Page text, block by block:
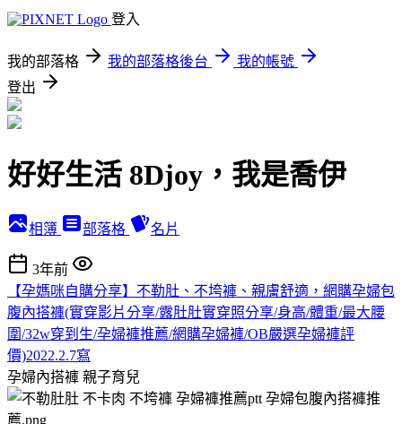
登入
我的部落格 我的部落格後台
我的帳號
登出
好好生活 8Djoy，我是喬伊
相簿 部落格 名片
3年前
【孕媽咪自購分享】不勒肚、不垮褲、親膚舒適，網購孕婦包
腹內搭褲(實穿影片分享/露肚肚實穿照分享/身高/體重/最大腰
圍/32w穿到生/孕婦褲推薦/網購孕婦褲/OB嚴選孕婦褲評
價)2022.2.7寫
孕婦內搭褲 親子育兒